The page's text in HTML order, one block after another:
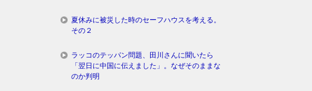
夏休みに被災した時のセーフハウスを考える。
その２
ラッコのテッパン問題、田川さんに聞いたら
「翌日に中国に伝えました」。なぜそのままな
のか判明